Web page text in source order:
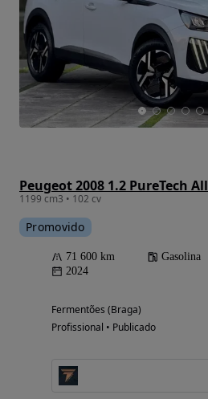
Peugeot 2008 1.2 PureTech
1199 cm3 • 102 cv
Promovido
71 600 km Gasolina
2024
Fermentões (Braga)
Profissional • Publicado